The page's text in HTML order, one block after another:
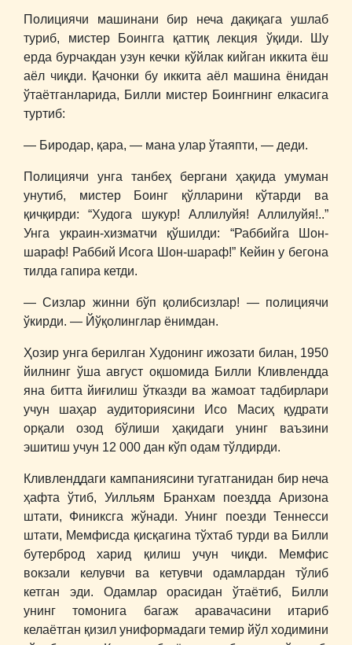
Полициячи машинани бир неча дақиқага ушлаб
туриб, мистер Боингга қаттиқ лекция ўқиди. Шу
ерда бурчакдан узун кечки кўйлак кийган иккита ёш
аёл чиқди. Қачонки бу иккита аёл машина ёнидан
ўтаётганларида, Билли мистер Боингнинг елкасига
туртиб:
― Биродар, қара, ― мана улар ўтаяпти, ― деди.
Полициячи унга танбеҳ бергани ҳақида умуман
унутиб, мистер Боинг қўлларини кўтарди ва
қичқирди: “Худога шукур! Аллилуйя! Аллилуйя!..”
Унга украин-хизматчи қўшилди: “Раббийга Шон-
шараф! Раббий Исога Шон-шараф!” Кейин у бегона
тилда гапира кетди.
― Сизлар жинни бўп қолибсизлар! ― полициячи
ўкирди. ― Йўқолинглар ёнимдан.
Ҳозир унга берилган Худонинг ижозати билан, 1950
йилнинг ўша август оқшомида Билли Кливлендда
яна битта йиғилиш ўтказди ва жамоат тадбирлари
учун шаҳар аудиториясини Исо Масиҳ қудрати
орқали озод бўлиши ҳақидаги унинг ваъзини
эшитиш учун 12 000 дан кўп одам тўлдирди.
Кливленддаги кампаниясини тугатганидан бир неча
ҳафта ўтиб, Уилльям Бранхам поездда Аризона
штати, Финиксга жўнади. Унинг поезди Теннесси
штати, Мемфисда қисқагина тўхтаб турди ва Билли
бутерброд харид қилиш учун чиқди. Мемфис
вокзали келувчи ва кетувчи одамлардан тўлиб
кетган эди. Одамлар орасидан ўтаётиб, Билли
унинг томонига багаж аравачасини итариб
келаётган қизил униформадаги темир йўл ходимини